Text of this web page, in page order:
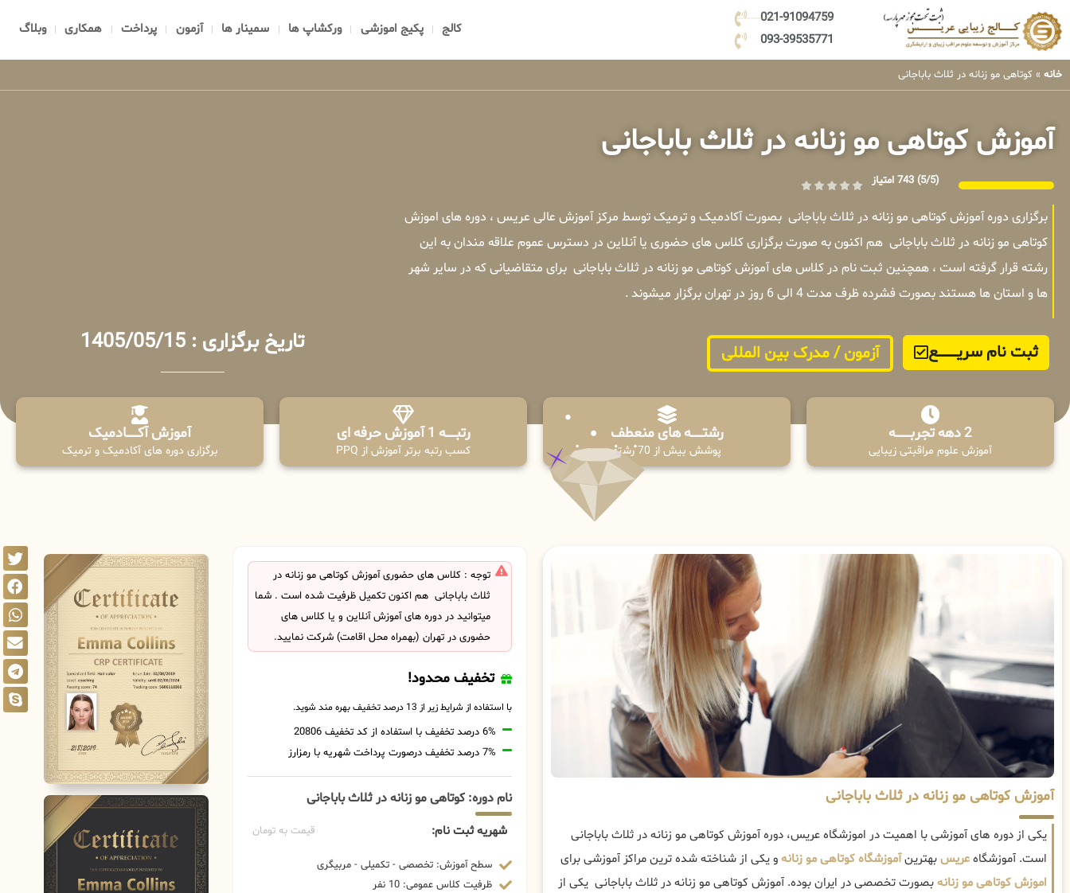
021-91094759
093-39535771
کالج پکیج اموزشی ورکشاپ ها سمینار ها آزمون پرداخت همکاری وبلاگ
خانه » کوتاهی مو زنانه در ثلاث باباجانی
آموزش کوتاهی مو زنانه در ثلاث باباجانی
(5/5) 743 امتیاز
برگزاری دوره آموزش کوتاهی مو زنانه در ثلاث باباجانی بصورت آکادمیک و ترمیک توسط مرکز آموزش عالی عریس ، دوره های اموزش
کوتاهی مو زنانه در ثلاث باباجانی هم اکنون به صورت برگزاری کلاس های حضوری یا آنلاین در دسترس عموم علاقه مندان به این
رشته قرار گرفته است ، همچنین ثبت نام در کلاس های آموزش کوتاهی مو زنانه در ثلاث باباجانی برای متقاضیانی که در سایر شهر
ها و استان ها هستند بصورت فشرده ظرف مدت 4 الی 6 روز در تهران برگزار میشوند .
ثبت نام سریــــــــــــع آزمون / مدرک بین المللی تاریخ برگزاری : 1405/05/15
2 دهه تجربـــــــــه
آموزش علوم مراقبتی زیبایی
رشتـــــــه های منعطف
پوشش بیش از 70 رشته
رتبــــــه 1 آموزش حرفه ای
کسب رتبه برتر آموزش از PPQ
آموزش آکـــــــادمیک
برگزاری دوره های آکادمیک و ترمیک
آموزش کوتاهی مو زنانه در ثلاث باباجانی
یکی از دوره های آموزشی با اهمیت در اموزشگاه عریس، دوره آموزش کوتاهی مو زنانه در ثلاث باباجانی
است. آموزشگاهعریسبهترینآموزشگاه کوتاهی مو زنانهو یکی از شناخته شده ترین مراکز آموزشی برای
اموزش کوتاهی مو زنانهبصورت تخصصی در ایران بوده. آموزش کوتاهی مو زنانه در ثلاث باباجانی یکی از
توجه : کلاس های حضوری آموزش کوتاهی مو زنانه در
ثلاث باباجانی هم اکنون تکمیل ظرفیت شده است . شما
میتوانید در دوره های آموزش آنلاین و یا کلاس های
حضوری در تهران (بهمراه محل اقامت) شرکت نمایید.
تخفیف محدود!
با استفاده از شرایط زیر از 13 درصد تخفیف بهره مند شوید.
6% درصد تخفیف با استفاده از کد تخفیف 20806
7% درصد تخفیف درصورت پرداخت شهریه با رمزارز
نام دوره: کوتاهی مو زنانه در ثلاث باباجانی
شهریه ثبت نام: قیمت به تومان
سطح آموزش: تخصصی - تکمیلی - مربیگری
ظرفیت کلاس عمومی: 10 نفر